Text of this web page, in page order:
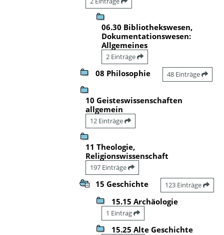
06.30 Bibliothekswesen,
Dokumentationswesen:
Allgemeines
2 Einträge
08 Philosophie 48 Einträge
10 Geisteswissenschaften
allgemein
12 Einträge
11 Theologie,
Religionswissenschaft
197 Einträge
15 Geschichte 123 Einträge
15.15 Archäologie
1 Eintrag
15.25 Alte Geschichte